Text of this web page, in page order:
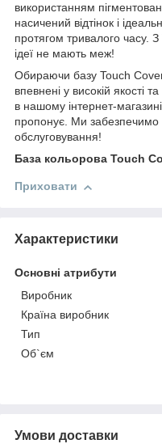
використанням
насичений відтінок і
протягом тривалого часу.
ідеї не мають меж!
Обираючи базу Touch
впевнені у високій якості
в нашому інтернет-магазині
пропонує. Ми забезпечимо
обслуговування!
База кольорова Touch
Приховати
Характеристики
Основні атрибути
Виробник
Країна виробник
Тип
Об`єм
Умови доставки